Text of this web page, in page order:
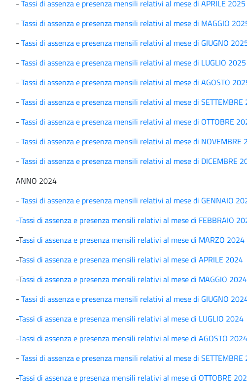
- Tassi di assenza e presenza mensili relativi al mese di APRILE 2025
- Tassi di assenza e presenza mensili relativi al mese di MAGGIO
- Tassi di assenza e presenza mensili relativi al mese di GIUGNO
- Tassi di assenza e presenza mensili relativi al mese di LUGLIO 2025
- Tassi di assenza e presenza mensili relativi al mese di AGOSTO
- Tassi di assenza e presenza mensili relativi al mese di SETTEMBRE
- Tassi di assenza e presenza mensili relativi al mese di OTTOBRE
- Tassi di assenza e presenza mensili relativi al mese di NOVEMBRE
- Tassi di assenza e presenza mensili relativi al mese di DICEMBRE
ANNO 2024
- Tassi di assenza e presenza mensili relativi al mese di GENNAIO
-Tassi di assenza e presenza mensili relativi al mese di FEBBRAIO
-Tassi di assenza e presenza mensili relativi al mese di MARZO 2024
-Tassi di assenza e presenza mensili relativi al mese di APRILE 2024
-Tassi di assenza e presenza mensili relativi al mese di MAGGIO 2024
- Tassi di assenza e presenza mensili relativi al mese di GIUGNO
-Tassi di assenza e presenza mensili relativi al mese di LUGLIO 2024
-Tassi di assenza e presenza mensili relativi al mese di AGOSTO 2024
- Tassi di assenza e presenza mensili relativi al mese di SETTEMBRE
-Tassi di assenza e presenza mensili relativi al mese di OTTOBRE